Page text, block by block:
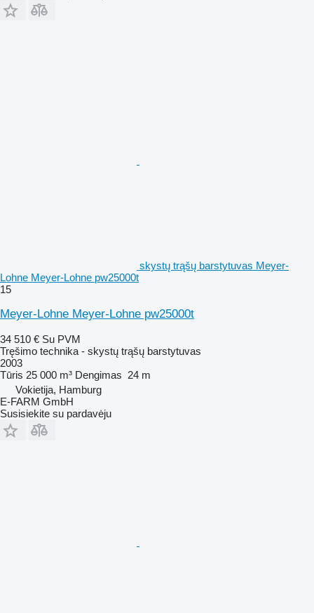
skystų trąšų barstytuvas Meyer-
Lohne Meyer-Lohne pw25000t
15
Meyer-Lohne Meyer-Lohne pw25000t
34 510 € Su PVM
Tręšimo technika - skystų trąšų barstytuvas
2003
Tūris 25 000 m³ Dengimas 24 m
Vokietija, Hamburg
E-FARM GmbH
Susisiekite su pardavėju